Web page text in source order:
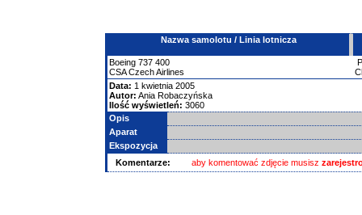
Nazwa samolotu / Linia lotnicza
Boeing 737 400
CSA Czech Airlines
Data: 1 kwietnia 2005
Autor: Ania Robaczyńska
Ilość wyświetleń: 3060
Opis
Aparat
Ekspozycja
Komentarze:
aby komentować zdjęcie musisz